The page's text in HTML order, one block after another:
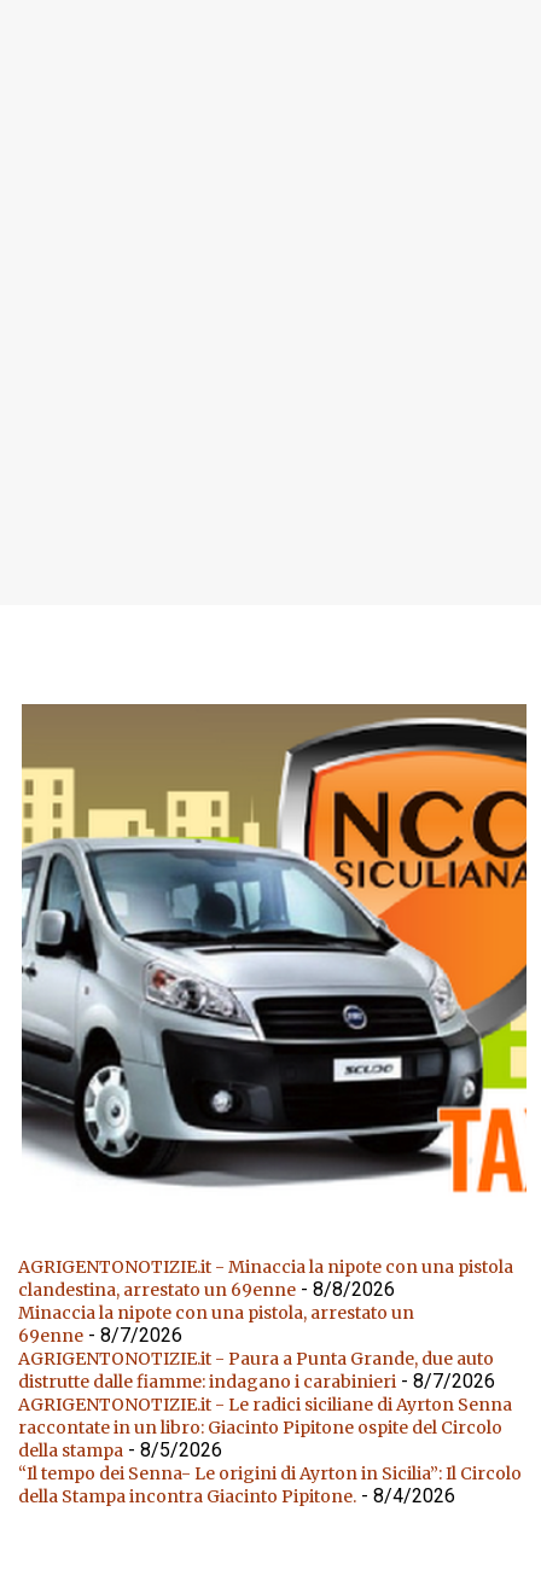
AGRIGENTONOTIZIE.it - Minaccia la nipote con una pistola
clandestina, arrestato un 69enne - 8/8/2026
Minaccia la nipote con una pistola, arrestato un
69enne - 8/7/2026
AGRIGENTONOTIZIE.it - Paura a Punta Grande, due auto
distrutte dalle fiamme: indagano i carabinieri - 8/7/2026
AGRIGENTONOTIZIE.it - Le radici siciliane di Ayrton Senna
raccontate in un libro: Giacinto Pipitone ospite del Circolo
della stampa - 8/5/2026
“Il tempo dei Senna- Le origini di Ayrton in Sicilia”: Il Circolo
della Stampa incontra Giacinto Pipitone. - 8/4/2026